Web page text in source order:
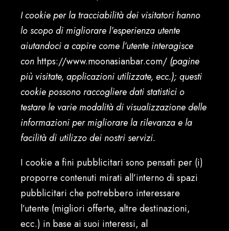
I cookie per la tracciabilità dei visitatori hanno
lo scopo di migliorare l’esperienza utente
aiutandoci a capire come l’utente interagisce
con https://www.moonasianbar.com/ (pagine
più visitate, applicazioni utilizzate, ecc.); questi
cookie possono raccogliere dati statistici o
testare le varie modalità di visualizzazione delle
informazioni per migliorare la rilevanza e la
facilità di utilizzo dei nostri servizi.
I cookie a fini pubblicitari sono pensati per (i)
proporre contenuti mirati all’interno di spazi
pubblicitari che potrebbero interessare
l’utente (migliori offerte, altre destinazioni,
ecc.) in base ai suoi interessi, al